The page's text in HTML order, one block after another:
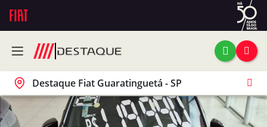
Destaque Fiat Guaratinguetá - SP